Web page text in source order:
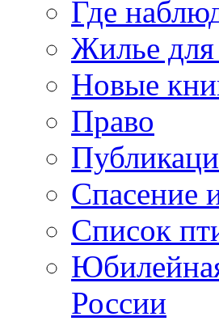
Где
Жилье
Новые
Право
Спасение
Список
России